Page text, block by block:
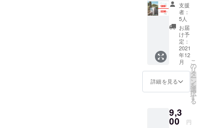
凄い感
謝を込
めた
メッ
セージ
をお送
りさせ
ていた
だきま
す。
ショ
ン
2000ml
2箱
販売価
格7,600
→1300
円OFF
の6300
円(税
込) ※
料
支援
者：
5人
お届
け予
定：
2021
年12
月
詳細を見る
こ
の
リ
タ
ー
ン
を
選
択
す
る
9,3
00 円